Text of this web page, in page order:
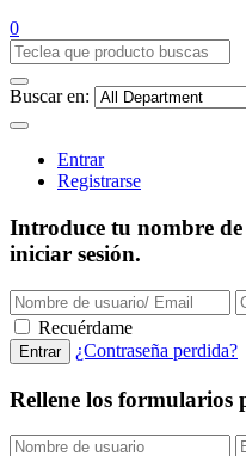
0
Buscar en:
Entrar
Registrarse
Introduce tu nombre
iniciar sesión.
Recuérdame
¿Contraseña perdida?
Rellene los formularios